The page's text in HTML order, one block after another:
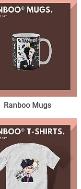
Ranboo Mugs